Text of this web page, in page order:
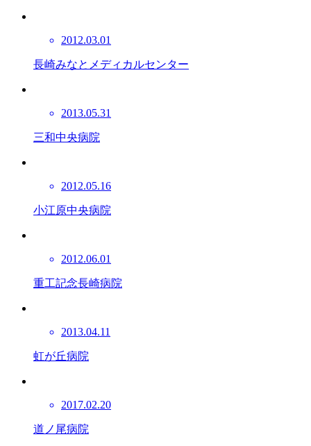
2012.03.01
長崎みなとメディカルセンター
2013.05.31
三和中央病院
2012.05.16
小江原中央病院
2012.06.01
重工記念長崎病院
2013.04.11
虹が丘病院
2017.02.20
道ノ尾病院